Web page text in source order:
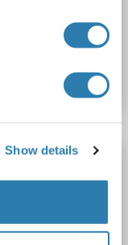
Show details